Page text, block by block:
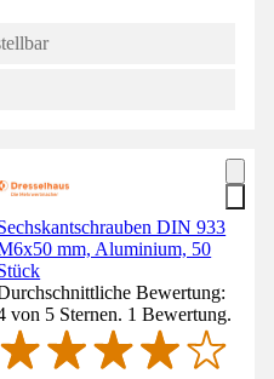
DIN 933
mm, Aluminium, 50
Bewertung:
von 5 Sternen. 1 Bewertung.